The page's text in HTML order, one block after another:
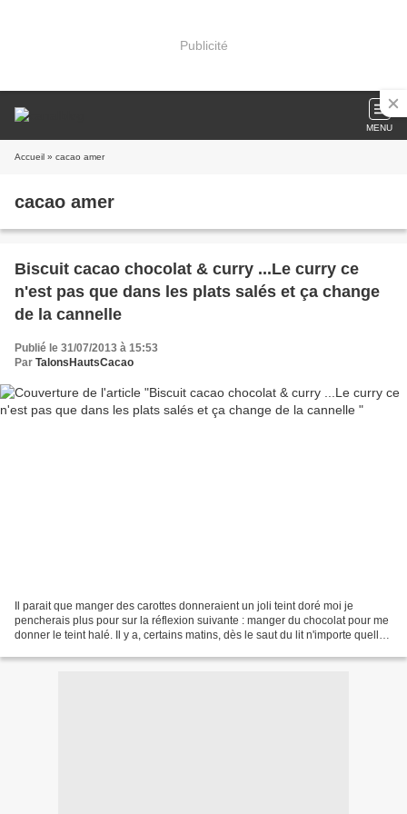
Publicité
MENU
Accueil » cacao amer
cacao amer
Biscuit cacao chocolat & curry ...Le curry ce
n'est pas que dans les plats salés et ça change
de la cannelle
Publié le 31/07/2013 à 15:53
Par TalonsHautsCacao
Il parait que manger des carottes donneraient un joli teint doré moi je
pencherais plus pour sur la réflexion suivante : manger du chocolat pour me
donner le teint halé. Il y a, certains matins, dès le saut du lit n'importe quelle